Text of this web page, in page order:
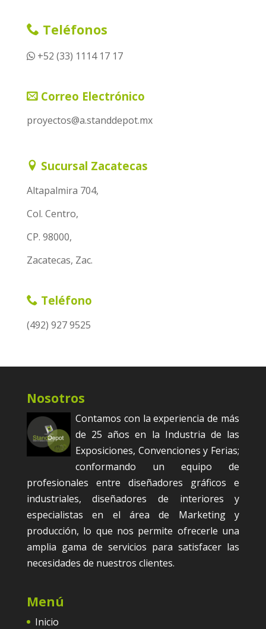
Teléfonos
+52 (33) 1114 17 17
Correo Electrónico
proyectos@a.standdepot.mx
Sucursal Zacatecas
Altapalmira 704,
Col. Centro,
CP. 98000,
Zacatecas, Zac.
Teléfono
(492) 927 9525
Nosotros
Contamos con la experiencia de más
de 25 años en la Industria de las
Exposiciones, Convenciones y Ferias;
conformando un equipo de
profesionales entre diseñadores gráficos e
industriales, diseñadores de interiores y
especialistas en el área de Marketing y
producción, lo que nos permite ofrecerle una
amplia gama de servicios para satisfacer las
necesidades de nuestros clientes.
Menú
Inicio